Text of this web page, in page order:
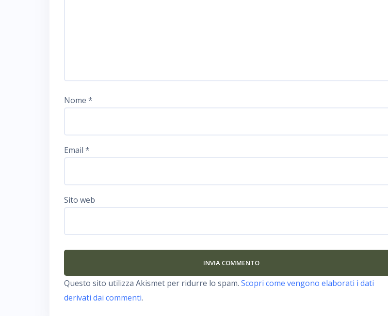
Nome *
Email *
Sito web
Questo sito utilizza Akismet per ridurre lo spam. Scopri come vengono elaborati i dati
derivati dai commenti.